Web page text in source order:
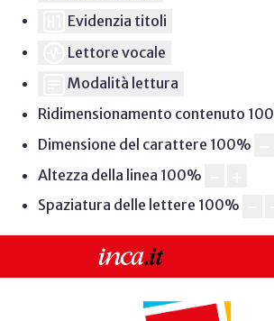
Evidenzia titoli
Lettore vocale
Modalità lettura
Ridimensionamento contenuto 100
Dimensione del carattere 100%
Altezza della linea 100%
Spaziatura delle lettere 100%